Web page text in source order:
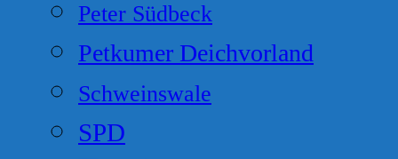
Peter Südbeck
Petkumer Deichvorland
Schweinswale
SPD